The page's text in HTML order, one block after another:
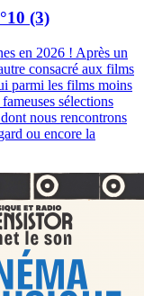
(3)
en 2026 ! Après un
consacré aux films
parmi les films moins
sélections
nous rencontrons
ou encore la